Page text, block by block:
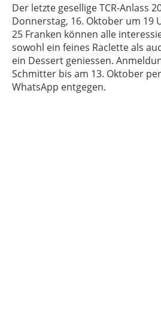
Der letzte gesellige TCR-Anlass
Donnerstag, 16. Oktober um 19
25 Franken können alle
sowohl ein feines Raclette als
ein Dessert geniessen.
Schmitter bis am 13. Oktober
WhatsApp entgegen.